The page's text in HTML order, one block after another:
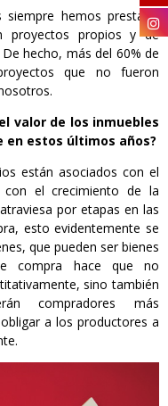
siempre hemos prestado
proyectos propios y de
hecho, más del 60% de
que no fueron
valor de los inmuebles
estos últimos años?
están asociados con el
el crecimiento de la
por etapas en las
esto evidentemente se
que pueden ser bienes
compra hace que no
sino también
compradores más
a los productores a